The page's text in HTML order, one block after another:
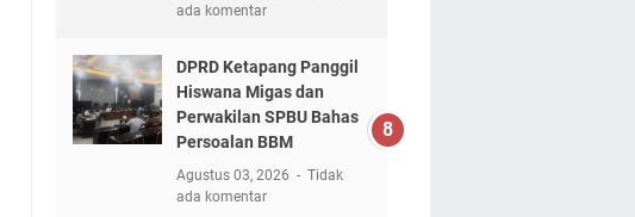
ada komentar
DPRD Ketapang Panggil
Hiswana Migas dan
Perwakilan SPBU Bahas
Persoalan BBM
Agustus 03, 2026
Tidak
ada komentar